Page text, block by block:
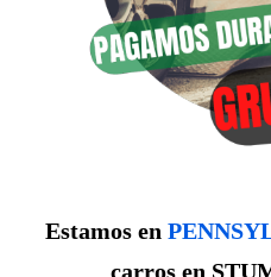
Estamos en
carros en